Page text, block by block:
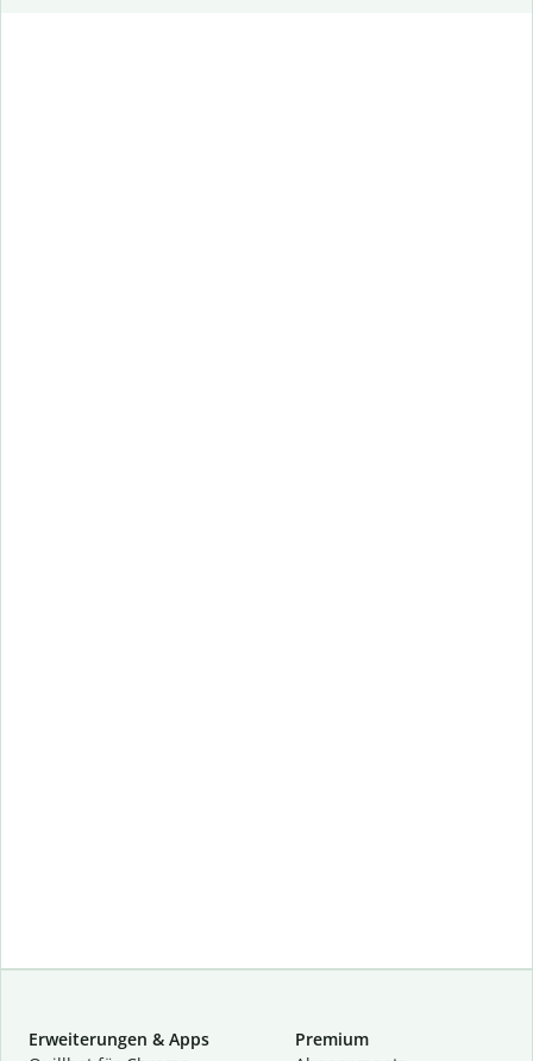
Erweiterungen & Apps
Premium